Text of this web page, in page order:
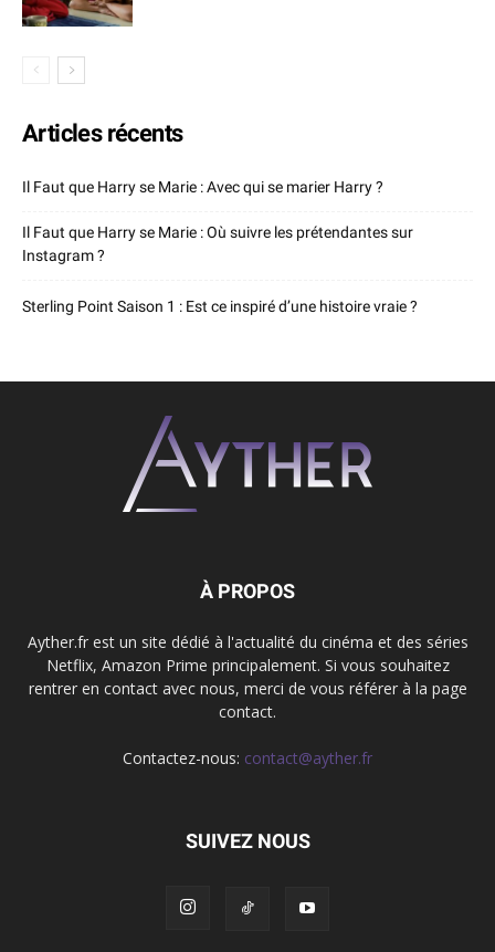
Articles récents
Il Faut que Harry se Marie : Avec qui se marier Harry ?
Il Faut que Harry se Marie : Où suivre les prétendantes sur
Instagram ?
Sterling Point Saison 1 : Est ce inspiré d’une histoire vraie ?
À PROPOS
Ayther.fr est un site dédié à l'actualité du cinéma et des séries
Netflix, Amazon Prime principalement. Si vous souhaitez
rentrer en contact avec nous, merci de vous référer à la page
contact.
Contactez-nous: contact@ayther.fr
SUIVEZ NOUS